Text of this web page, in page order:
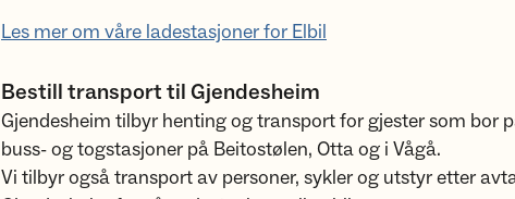
Les mer om våre ladestasjoner for Elbil
Bestill transport til Gjendesheim
Gjendesheim tilbyr henting og transport for gjester som bor
buss- og togstasjoner på Beitostølen, Otta og i Vågå.
Vi tilbyr også transport av personer, sykler og utstyr etter